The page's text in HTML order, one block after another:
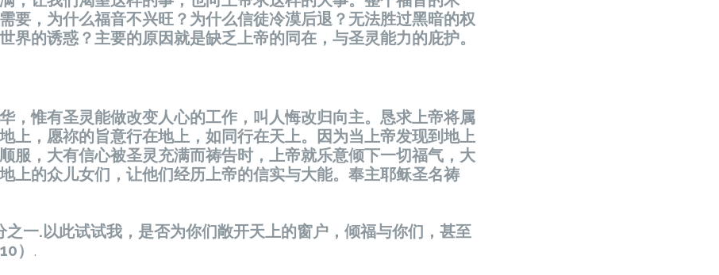
要，为什么福音不兴旺？为什么信徒冷漠后退？无法胜过黑暗的权
界的诱惑？主要的原因就是缺乏上帝的同在，与圣灵能力的庇护。
，惟有圣灵能做改变人心的工作，叫人悔改归向主。恳求上帝将属
上，愿祢的旨意行在地上，如同行在天上。因为当上帝发现到地上
服，大有信心被圣灵充满而祷告时，上帝就乐意倾下一切福气，大
上的众儿女们，让他们经历上帝的信实与大能。奉主耶稣圣名祷
之一.以此试试我，是否为你们敞开天上的窗户，倾福与你们，甚至
） .